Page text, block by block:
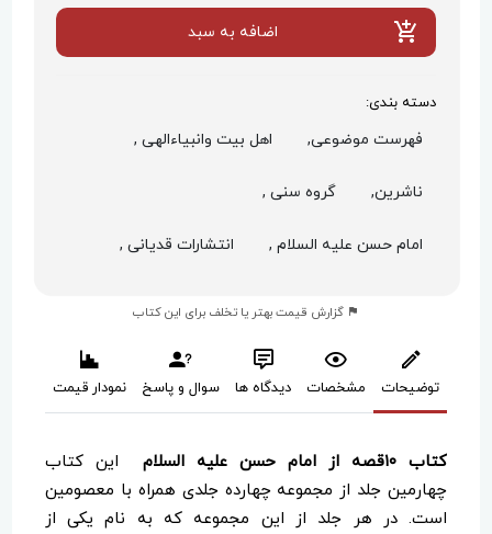
اضافه به سبد
دسته بندی:
فهرست موضوعی, اهل بیت وانبیاءالهی ,
ناشرین, گروه سنی ,
امام حسن علیه السلام , انتشارات قدیانی ,
گزارش قیمت بهتر یا تخلف برای این کتاب
توضیحات مشخصات دیدگاه ها سوال و پاسخ نمودار قیمت
کتاب ۱۰قصه از امام حسن علیه السلام
این کتاب
چهارمین جلد از مجموعه چهارده جلدی همراه با معصومین
است. در هر جلد از این مجموعه که به نام یکی از